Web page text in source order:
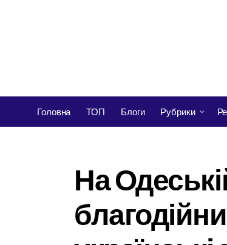
Головна ТОП Блоги Рубрики
На